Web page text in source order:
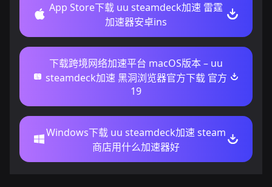
App Store下载 uu steamdeck加速 雷霆
加速器安卓ins
下载跨境网络加速平台 macOS版本 – uu
steamdeck加速 黑洞浏览器官方下载 官方
19
Windows下载 uu steamdeck加速 steam
商店用什么加速器好